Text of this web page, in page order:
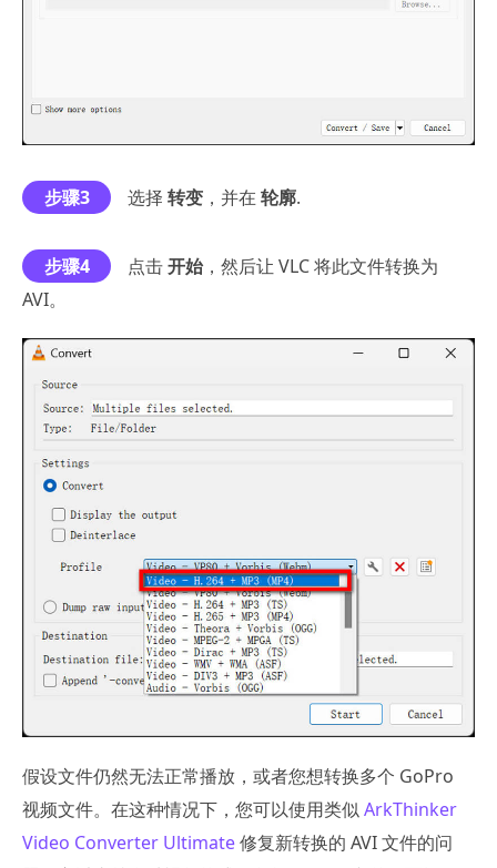
步骤3 选择 转变 ，并在 轮廓.
步骤4 点击开始，然后让 VLC 将此文件转换为
AVI。
假设文件仍然无法正常播放，或者您想转换多个 GoPro
视频文件。在这种情况下，您可以使用类似ArkThinker
Video Converter Ultimate修复新转换的 AVI 文件的问